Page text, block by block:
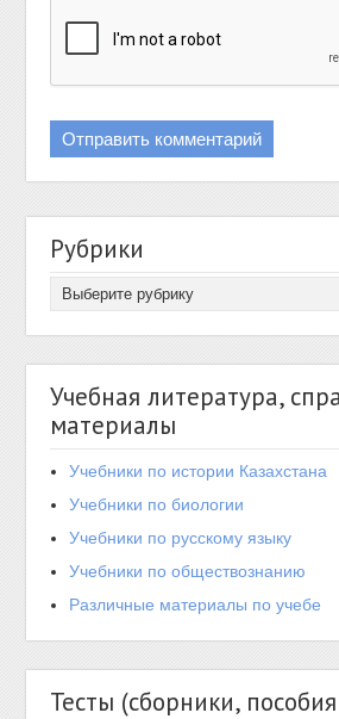
Рубрики
Учебная литература,
материалы
Учебники по истории Казахстана
Учебники по биологии
Учебники по русскому языку
Учебники по обществознанию
Различные материалы по учебе
Тесты (сборники,